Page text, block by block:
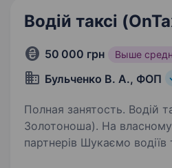
Водій таксі
50 000 грн Выше
Бульченко В. А., ФОП
Полная занятость. Водій таксі — OnTaxi (м.
Золотоноша). На
партнерів Шукаємо водіїв